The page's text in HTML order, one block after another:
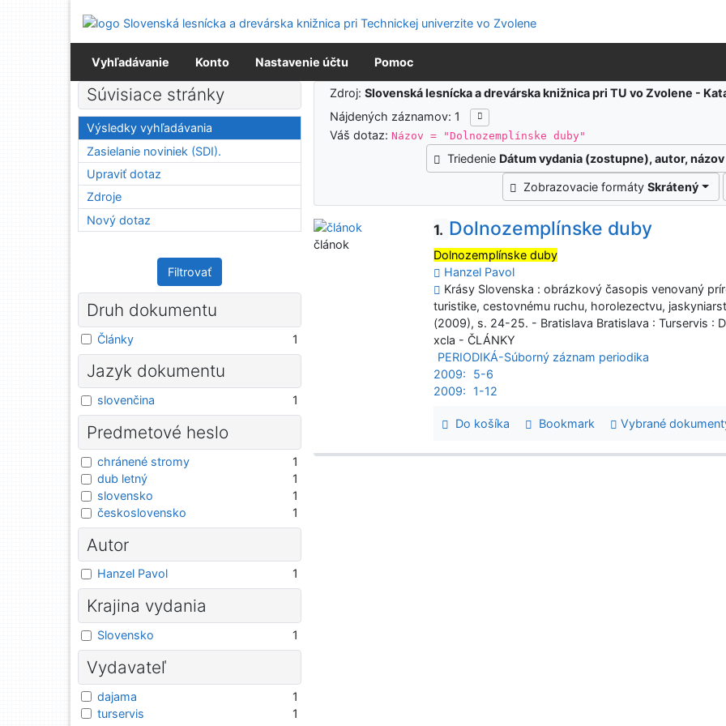
Prejsť na menu
Prehlásenie o webovej prístupnosti
Vyhľadávanie
Konto Nastavenie účtu Pomoc
Výsledky vyhľadávania
Zdroj:Slovenská lesnícka a drevárska knižnica pri TU vo Zvolene -
Nájdených záznamov: 1
Váš dotaz:Názov = "Dolnozemplínske duby"
Triedenie Dátum vydania (zostupne), autor, názov
Zobrazovacie formátySkrátený
1. Dolnozemplínske duby
Dolnozemplínske duby
Hanzel Pavol
Krásy Slovenska : obrázkový časopis venovaný
turistike, cestovnému ruchu, horolezectvu,
(2009), s. 24-25. - Bratislava Bratislava : Turservis :
xcla - ČLÁNKY
PERIODIKÁ-Súborný záznam periodika
2009:
5-6
2009:
1-12
Do košíka Bookmark Vybrané
článok
Súvisiace stránky
Výsledky vyhľadávania
Zasielanie noviniek (SDI).
Upraviť dotaz
Zdroje
Nový dotaz
Filtrovať
Druh dokumentu
Články 1
Jazyk dokumentu
slovenčina 1
Predmetové heslo
chránené stromy
1
dub letný
1
slovensko
1
československo
1
Autor
Hanzel Pavol 1
Krajina vydania
Slovensko 1
Vydavateľ
dajama
1
turservis
1